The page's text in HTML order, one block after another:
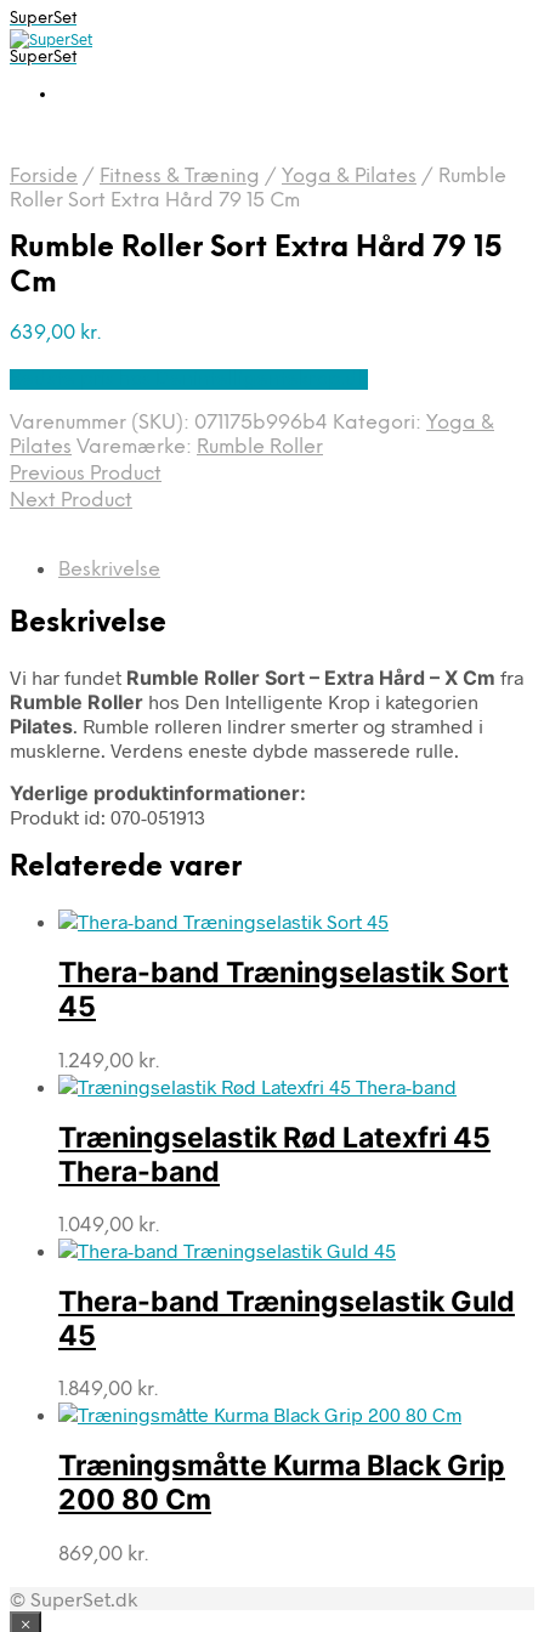
SuperSet
SuperSet
Forside / Fitness & Træning / Yoga & Pilates / Rumble
Roller Sort Extra Hård 79 15 Cm
Rumble Roller Sort Extra Hård 79 15
Cm
639,00 kr.
Varenummer (SKU): 071175b996b4 Kategori: Yoga &
Pilates Varemærke: Rumble Roller
Previous Product
Next Product
Beskrivelse
Beskrivelse
Vi har fundet Rumble Roller Sort – Extra Hård – X Cm fra
Rumble Roller hos Den Intelligente Krop i kategorien
Pilates. Rumble rolleren lindrer smerter og stramhed i
musklerne. Verdens eneste dybde masserede rulle.
Yderlige produktinformationer:
Produkt id: 070-051913
Relaterede varer
Thera-band Træningselastik Sort
45
1.249,00 kr.
Træningselastik Rød Latexfri 45
Thera-band
1.049,00 kr.
Thera-band Træningselastik Guld
45
1.849,00 kr.
Træningsmåtte Kurma Black Grip
200 80 Cm
869,00 kr.
© SuperSet.dk
×